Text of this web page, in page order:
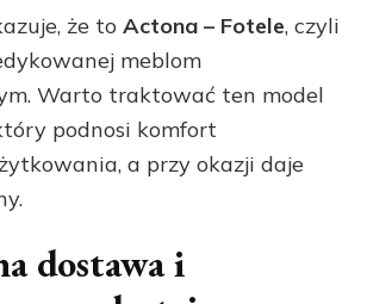
że to Actona – Fotele, czyli
meblom
Warto traktować ten model
podnosi komfort
a przy okazji daje
dostawa i